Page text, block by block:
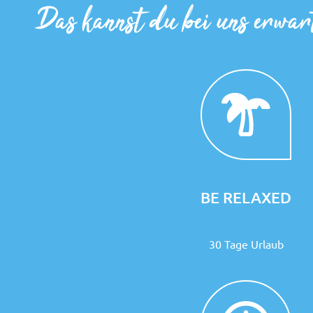
Das kannst du bei uns
BE RELAXED
30 Tage Urlaub